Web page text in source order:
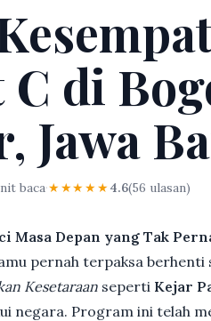
C di
Jawa
baca·★★★★★4.6(56 ulasan)
Masa Depan yang Tak
pernah terpaksa
Kesetaraan seperti Kejar
negara. Program ini telah